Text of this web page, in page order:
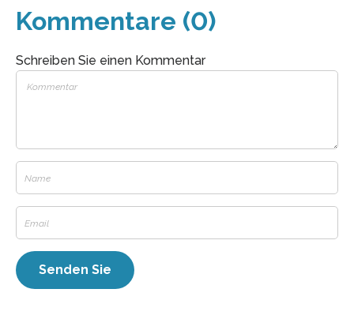
Kommentare (0)
Schreiben Sie einen Kommentar